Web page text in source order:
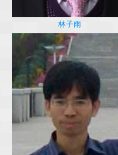
林子雨